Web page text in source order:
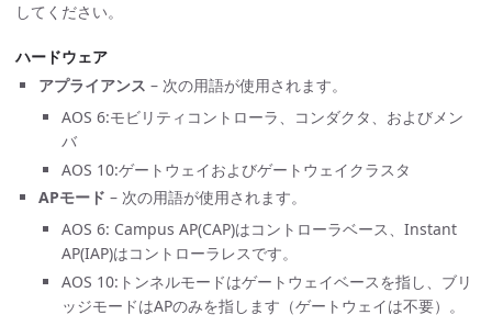
してください。
ハードウェア
アプライアンス – 次の用語が使用されます。
AOS 6:モビリティコントローラ、コンダクタ、およびメン
バ
AOS 10:ゲートウェイおよびゲートウェイクラスタ
APモード – 次の用語が使用されます。
AOS 6: Campus AP(CAP)はコントローラベース、Instant
AP(IAP)はコントローラレスです。
AOS 10:トンネルモードはゲートウェイベースを指し、ブリ
ッジモードはAPのみを指します（ゲートウェイは不要）。